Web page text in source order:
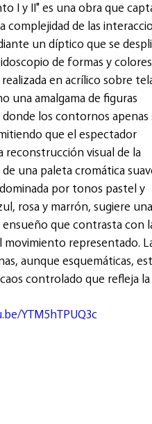
I y II" es una obra que
complejidad de las
un díptico que se
de formas y
en acrílico sobre
una amalgama de figuras
donde los contornos apenas
que el espectador
reconstrucción visual de la
de una paleta cromática
por tonos pastel y
rosa y marrón, sugiere una
que contrasta con
movimiento representado.
aunque esquemáticas,
controlado que refleja
YTM5hTPUQ3c